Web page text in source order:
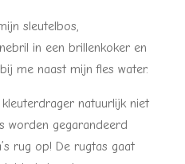
sleutelbos,
in een brillenkoker en
me naast mijn fles water.
natuurlijk niet
worden gegarandeerd
rug op! De rugtas gaat